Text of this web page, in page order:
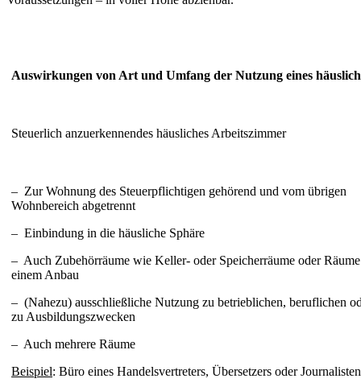
Auswirkungen von Art und Umfang der Nutzung eines
Steuerlich anzuerkennendes häusliches Arbeitszimmer
– Zur Wohnung des Steuerpflichtigen gehörend und vom übrigen
Wohnbereich abgetrennt
– Einbindung in die häusliche Sphäre
– Auch Zubehörräume wie Keller- oder Speicherräume oder
einem Anbau
– (Nahezu) ausschließliche Nutzung zu betrieblichen, beruflichen
zu Ausbildungszwecken
– Auch mehrere Räume
Beispiel: Büro eines Handelsvertreters, Übersetzers oder Journalisten